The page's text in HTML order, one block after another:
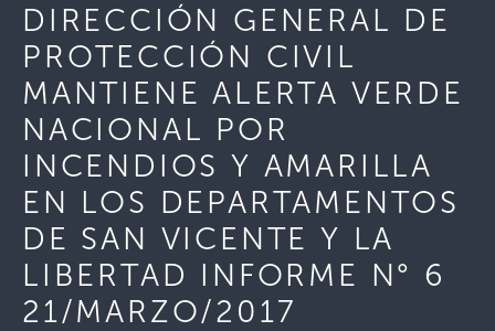
DIRECCIÓN GENERAL DE
PROTECCIÓN CIVIL
MANTIENE ALERTA VERDE
NACIONAL POR
INCENDIOS Y AMARILLA
EN LOS DEPARTAMENTOS
DE SAN VICENTE Y LA
LIBERTAD INFORME N° 6
21/MARZO/2017